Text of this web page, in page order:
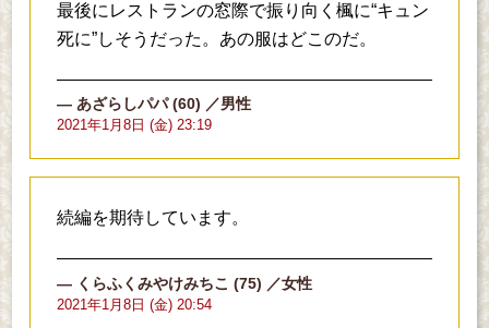
最後にレストランの窓際で振り向く楓に“キュン
死に”しそうだった。あの服はどこのだ。
あざらしパパ(60) ／男性
2021年1月8日 (金) 23:19
続編を期待しています。
くらふくみやけみちこ (75) ／女性
2021年1月8日 (金) 20:54